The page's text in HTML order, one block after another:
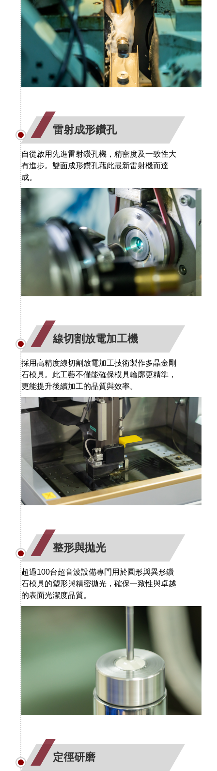
雷射成形鑽孔
自從啟用先進雷射鑽孔機，精密度及一致性大
有進步。雙面成形鑽孔藉此最新雷射機而達
成。
線切割放電加工機
採用高精度線切割放電加工技術製作多晶金剛
石模具。此工藝不僅能確保模具輪廓更精準，
更能提升後續加工的品質與效率。
整形與拋光
超過100台超音波設備專門用於圓形與異形鑽
石模具的塑形與精密拋光，確保一致性與卓越
的表面光潔度品質。
定徑研磨